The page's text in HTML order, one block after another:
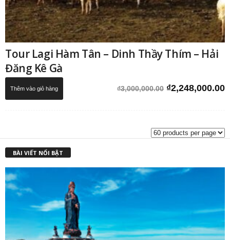
Tour Lagi Hàm Tân – Dinh Thầy Thím – Hải
Đăng Kê Gà
₫3,000,000.00 Giá
₫2,248,000.00
Thêm vào giỏ hàng
BÀI VIẾT NỔI BẬT